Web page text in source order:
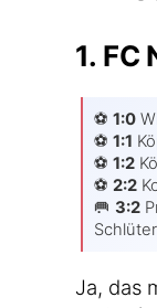
1. FC
⚽️ 1:0
⚽️ 1:1
⚽️ 1:2
⚽️ 2:2
🥅 3:2
Ja, das